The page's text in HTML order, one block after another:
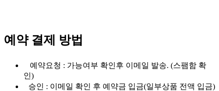
예약 결제 방법
예약요청 : 가능여부 확인후 이메일 발송. (스팸함 확
인)
승인 : 이메일 확인 후 예약금 입금(일부상품 전액 입금)